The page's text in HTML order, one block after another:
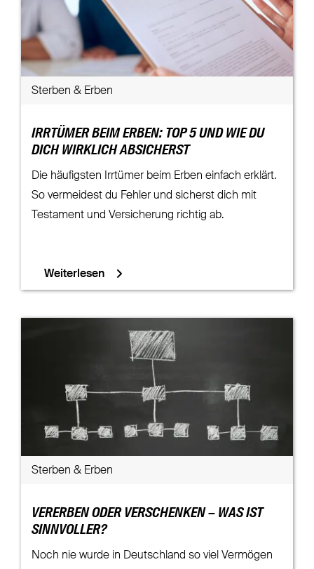
Sterben & Erben
IRRTÜMER BEIM ERBEN: TOP 5 UND WIE DU
DICH WIRKLICH ABSICHERST
Die häufigsten Irrtümer beim Erben einfach erklärt.
So vermeidest du Fehler und sicherst dich mit
Testament und Versicherung richtig ab.
Weiterlesen
Sterben & Erben
VERERBEN ODER VERSCHENKEN – WAS IST
SINNVOLLER?
Noch nie wurde in Deutschland so viel Vermögen